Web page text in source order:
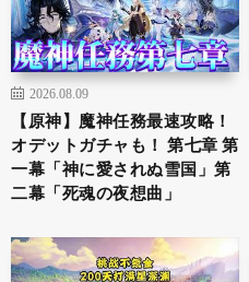
2026.08.09
【原神】魔神任務最速攻略！
オデットガチャも！ 第七章 第
一幕「神に愛されぬ雪国」第
二幕「死魂の夜想曲」